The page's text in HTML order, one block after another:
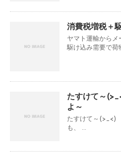
消費税増税＋
ヤマト運輸から
駆け込み需要で荷
たすけて～
よ～
たすけて～(>_<)
も、 ...